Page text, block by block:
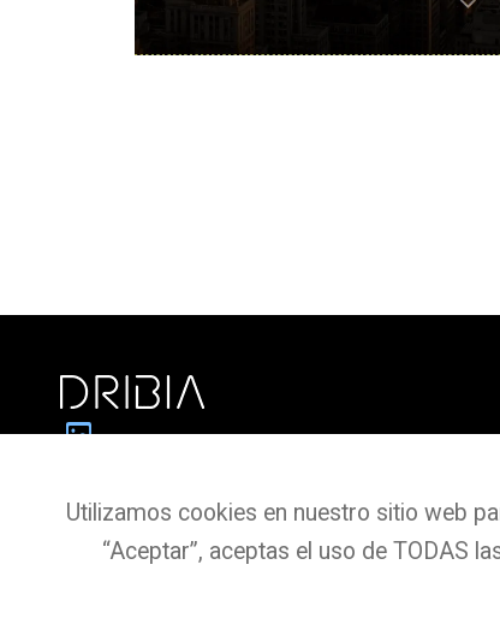
Pg. de Gràcia, 55,
Utilizamos cookies en nuestro sitio web
“Aceptar”, aceptas el uso de TODAS